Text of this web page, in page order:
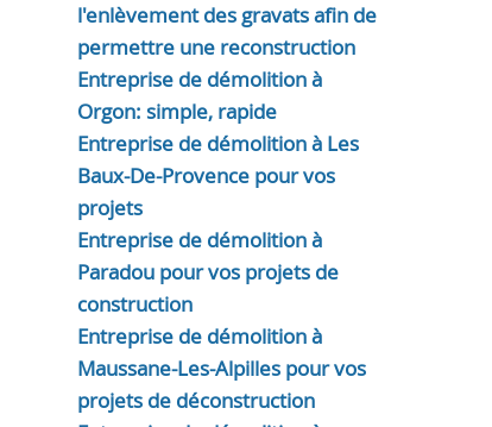
l'enlèvement des gravats afin de
permettre une reconstruction
Entreprise de démolition à
Orgon: simple, rapide
Entreprise de démolition à Les
Baux-De-Provence pour vos
projets
Entreprise de démolition à
Paradou pour vos projets de
construction
Entreprise de démolition à
Maussane-Les-Alpilles pour vos
projets de déconstruction